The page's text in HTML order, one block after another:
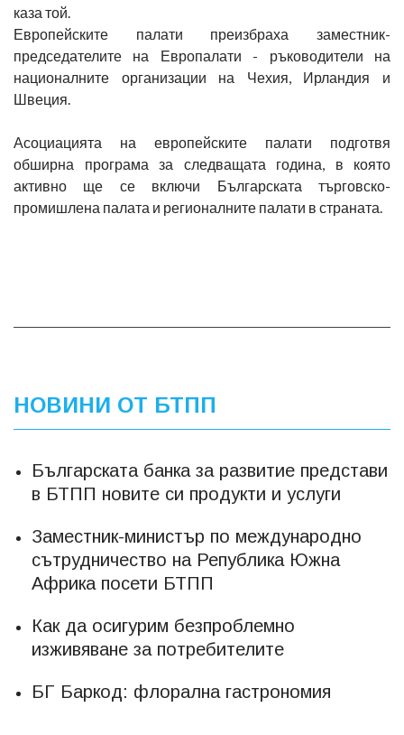
каза той.
Европейските палати преизбраха заместник-
председателите на Европалати - ръководители на
националните организации на Чехия, Ирландия и
Швеция.
Асоциацията на европейските палати подготвя
обширна програма за следващата година, в която
активно ще се включи Българската търговско-
промишлена палата и регионалните палати в страната.
НОВИНИ ОТ БТПП
Българската банка за развитие представи
в БТПП новите си продукти и услуги
Заместник-министър по международно
сътрудничество на Република Южна
Африка посети БТПП
Как да осигурим безпроблемно
изживяване за потребителите
БГ Баркод: флорална гастрономия